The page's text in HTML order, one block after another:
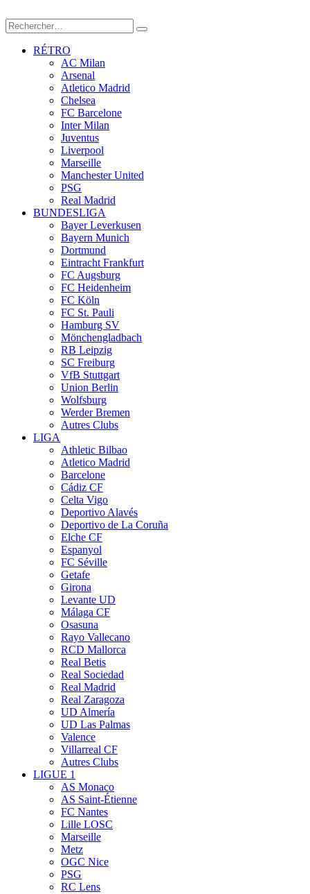
RÉTRO
AC Milan
Arsenal
Atletico Madrid
Chelsea
FC Barcelone
Inter Milan
Juventus
Liverpool
Marseille
Manchester United
PSG
Real Madrid
BUNDESLIGA
Bayer Leverkusen
Bayern Munich
Dortmund
Eintracht Frankfurt
FC Augsburg
FC Heidenheim
FC Köln
FC St. Pauli
Hamburg SV
Mönchengladbach
RB Leipzig
SC Freiburg
VfB Stuttgart
Union Berlin
Wolfsburg
Werder Bremen
Autres Clubs
LIGA
Athletic Bilbao
Atletico Madrid
Barcelone
Cádiz CF
Celta Vigo
Deportivo Alavés
Deportivo de La Coruña
Elche CF
Espanyol
FC Séville
Getafe
Girona
Levante UD
Málaga CF
Osasuna
Rayo Vallecano
RCD Mallorca
Real Betis
Real Sociedad
Real Madrid
Real Zaragoza
UD Almería
UD Las Palmas
Valence
Villarreal CF
Autres Clubs
LIGUE 1
AS Monaco
AS Saint-Étienne
FC Nantes
Lille LOSC
Marseille
Metz
OGC Nice
PSG
RC Lens